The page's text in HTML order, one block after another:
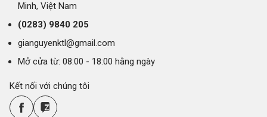
Minh, Việt Nam
(0283) 9840 205
gianguyenktl@gmail.com
Mở cửa từ: 08:00 - 18:00 hằng ngày
Kết nối với chúng tôi